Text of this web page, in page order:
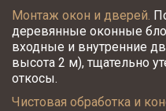
Монтаж окон и дверей.
деревянные оконные
входные и внутренние
высота 2 м), тщательно
откосы.​
Чистовая обработка и